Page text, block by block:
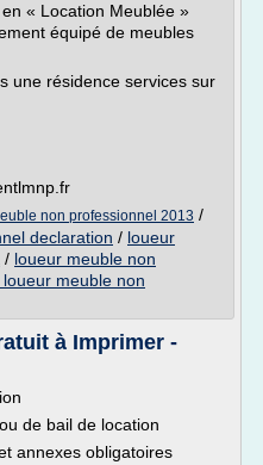
« Location Meublée »
équipé de meubles
une résidence services sur
non professionnel 2013 /
declaration / loueur
/ loueur meuble non
meuble non
à Imprimer -
de bail de location
annexes obligatoires